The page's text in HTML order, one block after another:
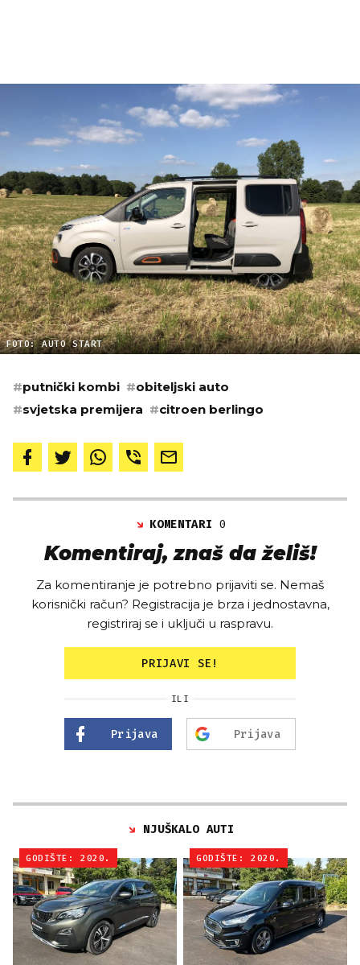
FOTO: AUTO START
#putnički kombi #obiteljski auto
#svjetska premijera #citroen berlingo
KOMENTARI0
Komentiraj, znaš da želiš!
Za komentiranje je potrebno prijaviti se. Nemaš
korisnički račun? Registracija je brza i jednostavna,
registriraj se i uključi u raspravu.
PRIJAVI SE!
ILI
Prijava Prijava
NJUŠKALO AUTI
GODIŠTE: 2020. GODIŠTE: 2020.